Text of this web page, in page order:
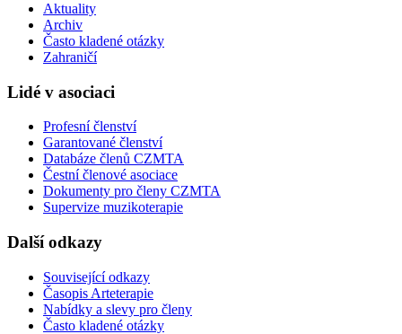
Aktuality
Archiv
Často kladené otázky
Zahraničí
Lidé v asociaci
Profesní členství
Garantované členství
Databáze členů CZMTA
Čestní členové asociace
Dokumenty pro členy CZMTA
Supervize muzikoterapie
Další odkazy
Související odkazy
Časopis Arteterapie
Nabídky a slevy pro členy
Často kladené otázky